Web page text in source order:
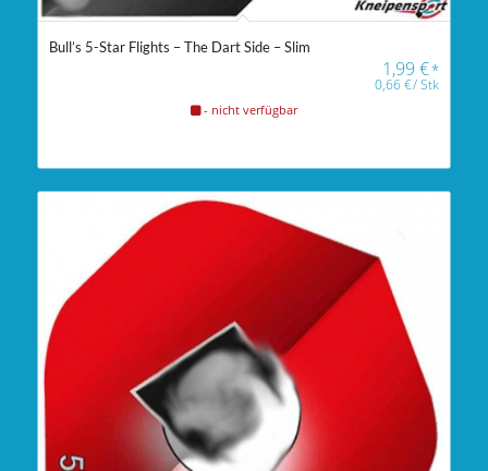
Bull’s 5-Star Flights – The Dart Side – Slim
1,99€*
0,66€/Stk
- nicht verfügbar